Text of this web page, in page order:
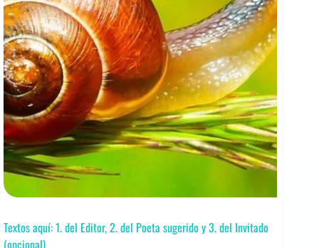
Textos aquí: 1. del Editor, 2. del Poeta sugerido y 3. del Invitado
(opcional)